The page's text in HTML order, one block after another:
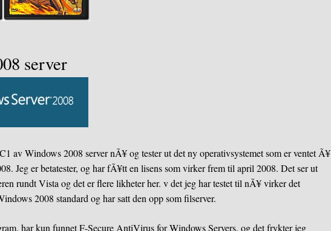
server
av Windows 2008 server nÃ¥ og tester ut det ny operativsystemet som er ventet Ã¥
Jeg er betatester, og har fÃ¥tt en lisens som virker frem til april 2008. Det ser ut
rundt Vista og det er flere likheter her. v det jeg har testet til nÃ¥ virker det
2008 standard og har satt den opp som filserver.
har kun funnet F-Secure AntiVirus for Windows Servers, og det frykter jeg